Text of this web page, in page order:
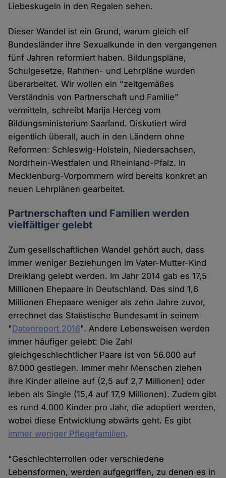
Liebeskugeln in den Regalen sehen.
Dieser Wandel ist ein Grund, warum gleich elf
Bundesländer ihre Sexualkunde in den vergangenen
fünf Jahren reformiert haben. Bildungspläne,
Schulgesetze, Rahmen- und Lehrpläne wurden
überarbeitet. Wir wollen ein "zeitgemäßes
Verständnis von Partnerschaft und Familie"
vermitteln, schreibt Marija Herceg vom
Bildungsministerium Saarland. Diskutiert wird
eigentlich überall, auch in den Ländern ohne
Reformen: Schleswig-Holstein, Niedersachsen,
Nordrhein-Westfalen und Rheinland-Pfalz. In
Mecklenburg-Vorpommern wird bereits konkret an
neuen Lehrplänen gearbeitet.
Partnerschaften und Familien werden
vielfältiger gelebt
Zum gesellschaftlichen Wandel gehört auch, dass
immer weniger Beziehungen im Vater-Mutter-Kind
Dreiklang gelebt werden. Im Jahr 2014 gab es 17,5
Millionen Ehepaare in Deutschland. Das sind 1,6
Millionen Ehepaare weniger als zehn Jahre zuvor,
errechnet das Statistische Bundesamt in seinem
"Datenreport 2016". Andere Lebensweisen werden
immer häufiger gelebt: Die Zahl
gleichgeschlechtlicher Paare ist von 56.000 auf
87.000 gestiegen. Immer mehr Menschen ziehen
ihre Kinder alleine auf (2,5 auf 2,7 Millionen) oder
leben als Single (15,4 auf 17,9 Millionen). Zudem gibt
es rund 4.000 Kinder pro Jahr, die adoptiert werden,
wobei diese Entwicklung abwärts geht. Es gibt
immer weniger Pflegefamilien.
"Geschlechterrollen oder verschiedene
Lebensformen, werden aufgegriffen, zu denen es in